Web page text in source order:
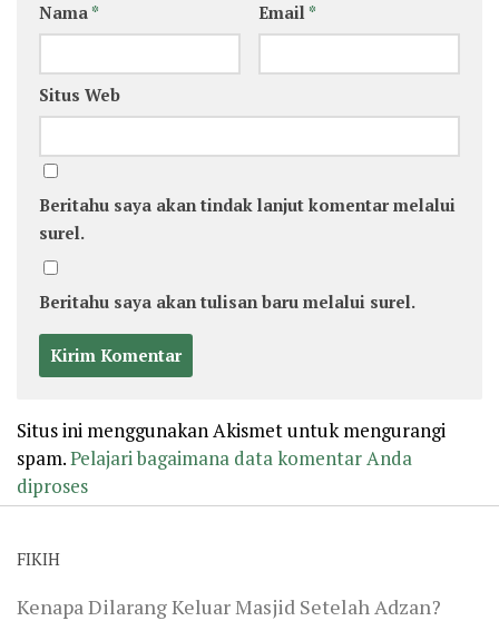
Nama * Email *
Situs Web
Beritahu saya akan tindak lanjut komentar melalui
surel.
Beritahu saya akan tulisan baru melalui surel.
Situs ini menggunakan Akismet untuk mengurangi
spam.Pelajari bagaimana data komentar Anda
diproses
FIKIH
Kenapa Dilarang Keluar Masjid Setelah Adzan?